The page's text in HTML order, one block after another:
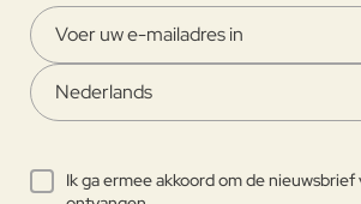
Ik ga ermee akkoord om de